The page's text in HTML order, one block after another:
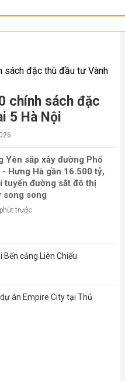
chính sách đặc
5 Hà Nội
Yên sắp xây đường Phố
- Hưng Hà gần 16.500 tỷ,
tuyến đường sắt đô thị
song song
trước
cảng Liên Chiểu
án Empire City tại Thủ